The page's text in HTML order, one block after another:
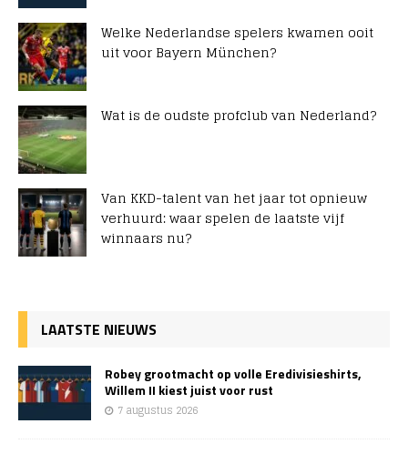
Welke Nederlandse spelers kwamen ooit
uit voor Bayern München?
Wat is de oudste profclub van Nederland?
Van KKD-talent van het jaar tot opnieuw
verhuurd: waar spelen de laatste vijf
winnaars nu?
LAATSTE NIEUWS
Robey grootmacht op volle Eredivisieshirts,
Willem II kiest juist voor rust
7 augustus 2026